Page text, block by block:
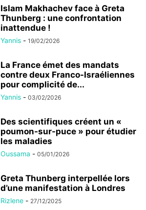
Islam Makhachev face à Greta
Thunberg : une confrontation
inattendue !
Yannis - 19/02/2026
La France émet des mandats
contre deux Franco-Israéliennes
pour complicité de...
Yannis - 03/02/2026
Des scientifiques créent un «
poumon-sur-puce » pour étudier
les maladies
Oussama - 05/01/2026
Greta Thunberg interpellée lors
d’une manifestation à Londres
Rizlene - 27/12/2025